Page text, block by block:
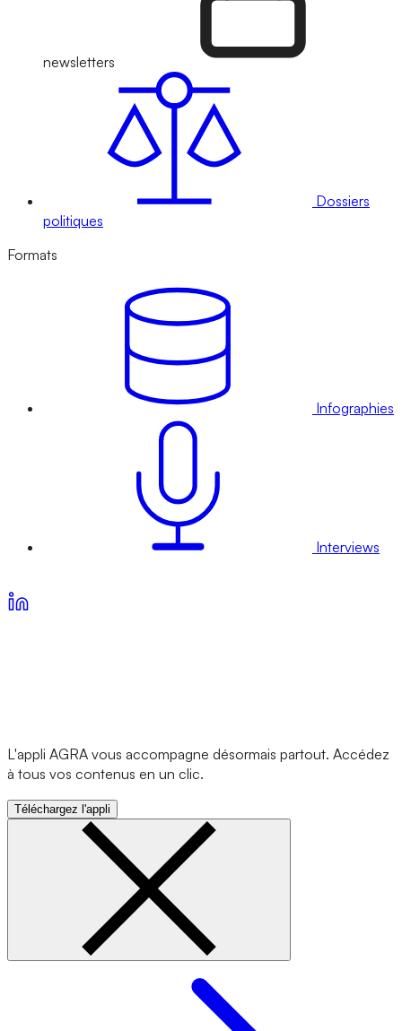
newsletters
Dossiers
politiques
Formats
Infographies
Interviews
L'appli AGRA vous accompagne désormais partout. Accédez
à tous vos contenus en un clic.
Téléchargez l'appli